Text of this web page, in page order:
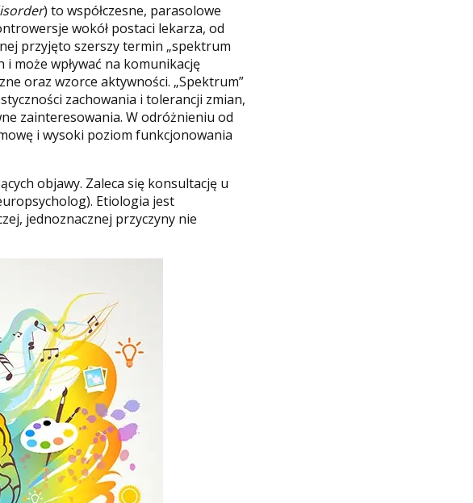
) to współczesne, parasolowe
wokół postaci lekarza, od
przyjęto szerszy termin „spektrum
i może wpływać na komunikację
oraz wzorce aktywności. „Spektrum”
zachowania i tolerancji zmian,
zainteresowania. W odróżnieniu od
i wysoki poziom funkcjonowania
objawy. Zaleca się konsultację u
Etiologia jest
jednoznacznej przyczyny nie